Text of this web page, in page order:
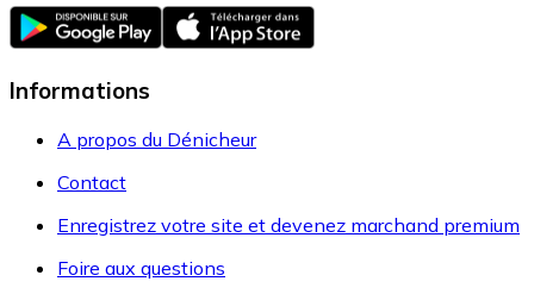
Informations
A propos du Dénicheur
Contact
Enregistrez votre site et devenez marchand premium
Foire aux questions